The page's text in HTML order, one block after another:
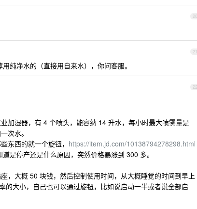
20
21
纯净水的（直接用自来水），你问客服。
22
加湿器，有 4 个喷头，能容纳 14 升水，每小时最大喷雾量是
次水。
东西的就一个旋钮， https://item.jd.com/10138794278298.html
是停产还是什么原因，突然价格暴涨到 300 多。
，大概 50 块钱，然后控制使用时间，从大概睡觉的时间到早上
的大小，自己也可以通过旋钮，比如说启动一半或者说全部启